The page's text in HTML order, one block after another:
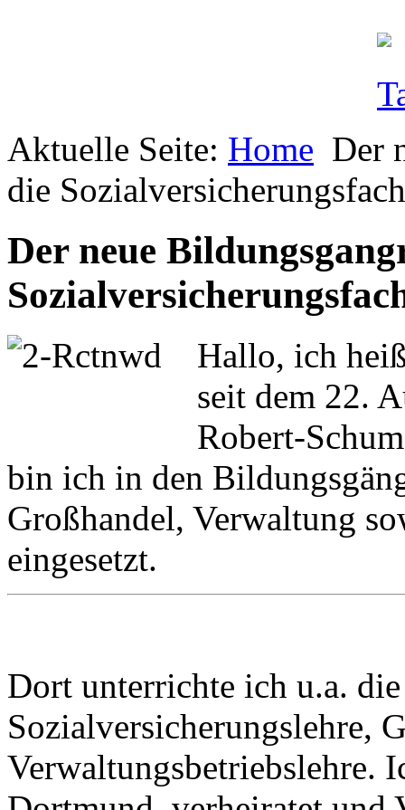
Aktuelle Seite: Home Der
die
Der neue
Hallo, ich
seit dem 22.
Robert-
bin ich in den
Großhandel, Verwaltung
eingesetzt.
Dort unterrichte ich u.a.
Sozialversicherungslehre,
Verwaltungsbetriebslehre.